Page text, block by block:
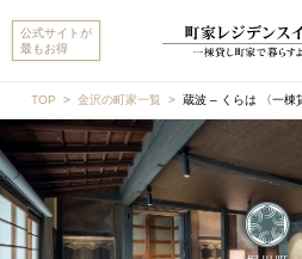
公式サイトが
最もお得
TOP 金沢の町家一覧 蔵波 – くらは 〈一棟
こんにちは。MACHIYA INNS &
す。宿をお探しですか？それとも宿
質問がありますか？